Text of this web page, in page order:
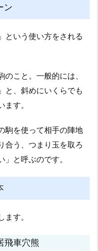
ン
という使い方をされる
こと。一般的には、
と、斜めにいくらでも
ます。
駒を使って相手の陣地
合う、つまり玉を取ろ
」と呼ぶのです。
ます。
飛車穴熊